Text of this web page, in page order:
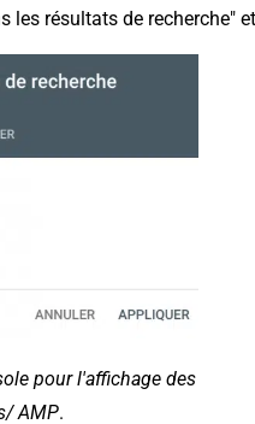
les résultats de recherche"
pour l'affichage des
AMP.